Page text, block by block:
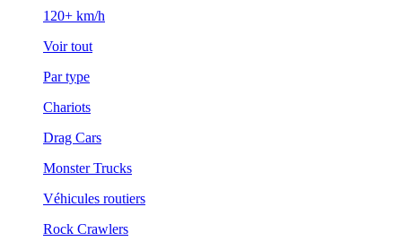
120+ km/h
Voir tout
Par type
Chariots
Drag Cars
Monster Trucks
Véhicules routiers
Rock Crawlers